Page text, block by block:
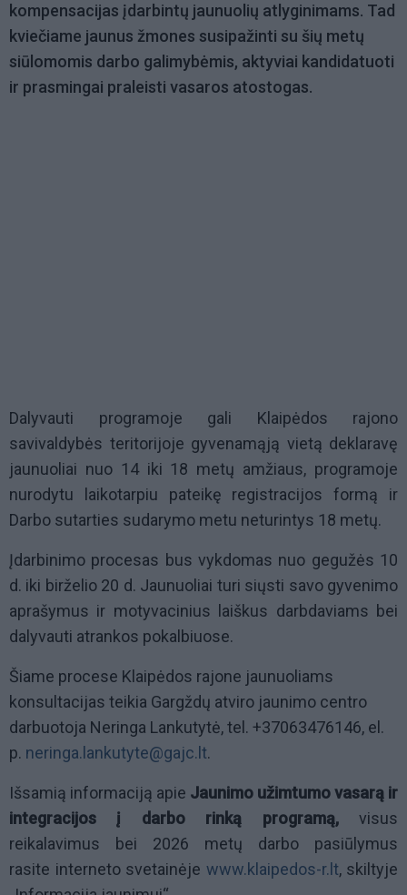
kompensacijas įdarbintų jaunuolių atlyginimams. Tad
kviečiame jaunus žmones susipažinti su šių metų
siūlomomis darbo galimybėmis, aktyviai kandidatuoti
ir prasmingai praleisti vasaros atostogas.
Dalyvauti programoje gali Klaipėdos rajono
savivaldybės teritorijoje gyvenamąją vietą deklaravę
jaunuoliai nuo 14 iki 18 metų amžiaus, programoje
nurodytu laikotarpiu pateikę registracijos formą ir
Darbo sutarties sudarymo metu neturintys 18 metų.
Įdarbinimo procesas bus vykdomas nuo gegužės 10
d. iki birželio 20 d. Jaunuoliai turi siųsti savo gyvenimo
aprašymus ir motyvacinius laiškus darbdaviams bei
dalyvauti atrankos pokalbiuose.
Šiame procese Klaipėdos rajone jaunuoliams
konsultacijas teikia Gargždų atviro jaunimo centro
darbuotoja Neringa Lankutytė, tel. +37063476146, el.
p. neringa.lankutyte@gajc.lt.
Išsamią informaciją apie Jaunimo užimtumo vasarą ir
integracijos į darbo rinką programą, visus
reikalavimus bei 2026 metų darbo pasiūlymus
rasite interneto svetainėje www.klaipedos-r.lt, skiltyje